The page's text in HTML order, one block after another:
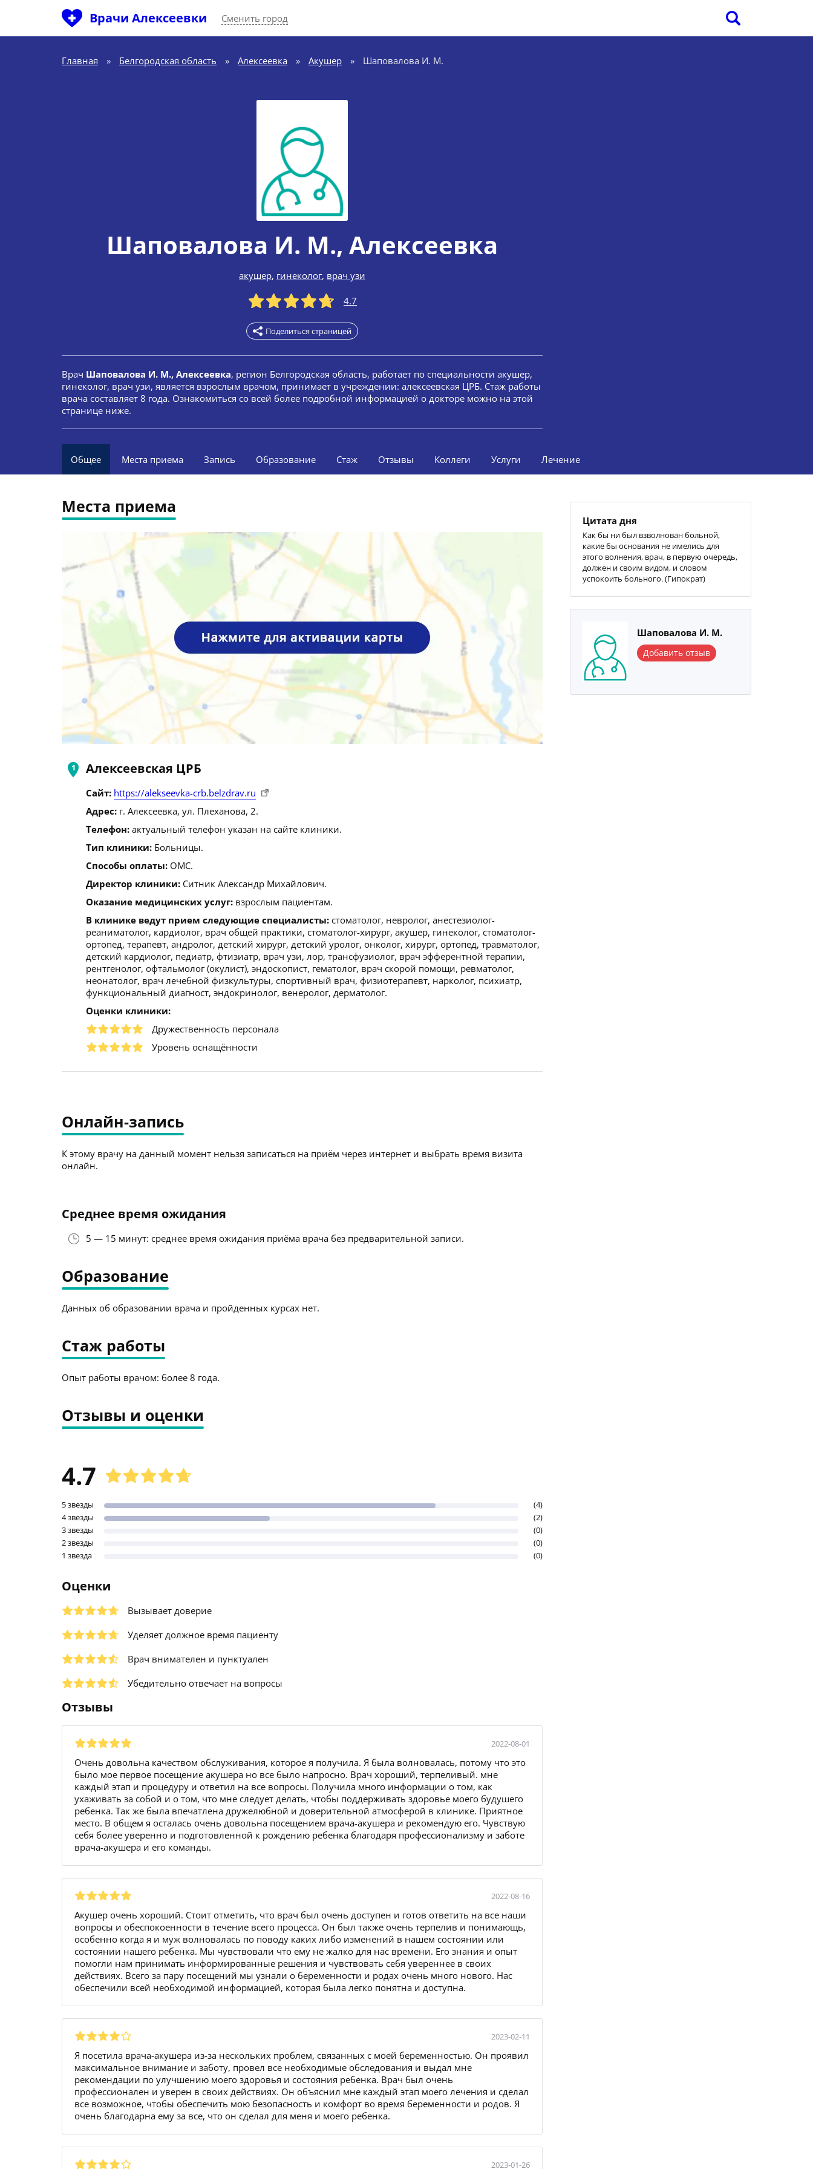
Врачи Алексеевки Сменить город
Главная » Белгородская область » Алексеевка » Акушер » Шаповалова И. М.
Шаповалова И. М., Алексеевка
акушер, гинеколог, врач узи
4.7
Поделиться страницей
Врач Шаповалова И. М., Алексеевка, регион Белгородская область, работает по специальности акушер,
гинеколог, врач узи, является взрослым врачом, принимает в учреждении: алексеевская ЦРБ. Стаж работы
врача составляет 8 года. Ознакомиться со всей более подробной информацией о докторе можно на этой
странице ниже.
Общее Места приема Запись Образование Стаж Отзывы Коллеги Услуги Лечение
Места приема
Алексеевская ЦРБ
Сайт: https://alekseevka-crb.belzdrav.ru
Адрес: г. Алексеевка, ул. Плеханова, 2.
Телефон: актуальный телефон указан на сайте клиники.
Тип клиники: Больницы.
Способы оплаты: ОМС.
Директор клиники: Ситник Александр Михайлович.
Оказание медицинских услуг: взрослым пациентам.
В клинике ведут прием следующие специалисты: стоматолог, невролог, анестезиолог-
реаниматолог, кардиолог, врач общей практики, стоматолог-хирург, акушер, гинеколог, стоматолог-
ортопед, терапевт, андролог, детский хирург, детский уролог, онколог, хирург, ортопед, травматолог,
детский кардиолог, педиатр, фтизиатр, врач узи, лор, трансфузиолог, врач эфферентной терапии,
рентгенолог, офтальмолог (окулист), эндоскопист, гематолог, врач скорой помощи, ревматолог,
неонатолог, врач лечебной физкультуры, спортивный врач, физиотерапевт, нарколог, психиатр,
функциональный диагност, эндокринолог, венеролог, дерматолог.
Оценки клиники:
Дружественность персонала
Уровень оснащённости
Онлайн-запись
К этому врачу на данный момент нельзя записаться на приём через интернет и выбрать время визита
онлайн.
Среднее время ожидания
5 — 15 минут: среднее время ожидания приёма врача без предварительной записи.
Образование
Данных об образовании врача и пройденных курсах нет.
Стаж работы
Опыт работы врачом: более 8 года.
Отзывы и оценки
4.7
5 звезды
(4)
4 звезды
(2)
3 звезды
(0)
2 звезды
(0)
1 звезда
(0)
Оценки
Вызывает доверие
Уделяет должное время пациенту
Врач внимателен и пунктуален
Убедительно отвечает на вопросы
Отзывы
2022-08-01
Очень довольна качеством обслуживания, которое я получила. Я была волновалась, потому что это
было мое первое посещение акушера но все было напросно. Врач хороший, терпеливый. мне
каждый этап и процедуру и ответил на все вопросы. Получила много информации о том, как
ухаживать за собой и о том, что мне следует делать, чтобы поддерживать здоровье моего будушего
ребенка. Так же была впечатлена дружелюбной и доверительной атмосферой в клинике. Приятное
место. В общем я осталась очень довольна посещением врача-акушера и рекомендую его. Чувствую
себя более уверенно и подготовленной к рождению ребенка благодаря профессионализму и заботе
врача-акушера и его команды.
2022-08-16
Акушер очень хороший. Стоит отметить, что врач был очень доступен и готов ответить на все наши
вопросы и обеспокоенности в течение всего процесса. Он был также очень терпелив и понимающь,
особенно когда я и муж волновалась по поводу каких либо изменений в нашем состоянии или
состоянии нашего ребенка. Мы чувствовали что ему не жалко для нас времени. Его знания и опыт
помогли нам принимать информированные решения и чувствовать себя увереннее в своих
действиях. Всего за пару посещений мы узнали о беременности и родах очень много нового. Нас
обеспечили всей необходимой информацией, которая была легко понятна и доступна.
2023-02-11
Я посетила врача-акушера из-за нескольких проблем, связанных с моей беременностью. Он проявил
максимальное внимание и заботу, провел все необходимые обследования и выдал мне
рекомендации по улучшению моего здоровья и состояния ребенка. Врач был очень
профессионален и уверен в своих действиях. Он объяснил мне каждый этап моего лечения и сделал
все возможное, чтобы обеспечить мою безопасность и комфорт во время беременности и родов. Я
очень благодарна ему за все, что он сделал для меня и моего ребенка.
2023-01-26
Цитата дня
Как бы ни был взволнован больной,
какие бы основания не имелись для
этого волнения, врач, в первую очередь,
должен и своим видом, и словом
успокоить больного. (Гипократ)
Шаповалова И. М.
Добавить отзыв